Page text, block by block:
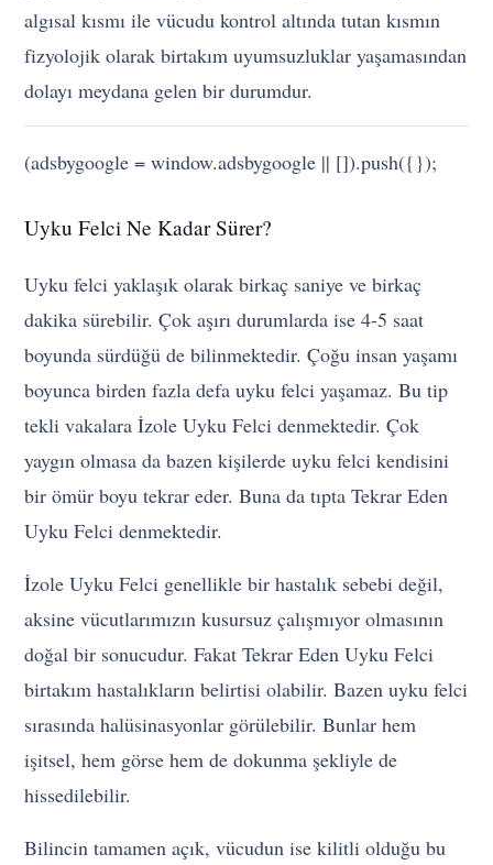
algısal kısmı ile vücudu kontrol altında tutan kısmın
fizyolojik olarak birtakım uyumsuzluklar yaşamasından
dolayı meydana gelen bir durumdur.
(adsbygoogle = window.adsbygoogle || []).push({});
Uyku Felci Ne Kadar Sürer?
Uyku felci yaklaşık olarak birkaç saniye ve birkaç
dakika sürebilir. Çok aşırı durumlarda ise 4-5 saat
boyunda sürdüğü de bilinmektedir. Çoğu insan yaşamı
boyunca birden fazla defa uyku felci yaşamaz. Bu tip
tekli vakalara İzole Uyku Felci denmektedir. Çok
yaygın olmasa da bazen kişilerde uyku felci kendisini
bir ömür boyu tekrar eder. Buna da tıpta Tekrar Eden
Uyku Felci denmektedir.
İzole Uyku Felci genellikle bir hastalık sebebi değil,
aksine vücutlarımızın kusursuz çalışmıyor olmasının
doğal bir sonucudur. Fakat Tekrar Eden Uyku Felci
birtakım hastalıkların belirtisi olabilir. Bazen uyku felci
sırasında halüsinasyonlar görülebilir. Bunlar hem
işitsel, hem görse hem de dokunma şekliyle de
hissedilebilir.
Bilincin tamamen açık, vücudun ise kilitli olduğu bu